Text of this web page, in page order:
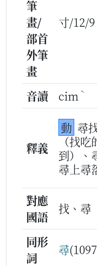
筆
畫/
部首
外筆
畫
寸/12/9
音讀 cim ˋ
釋義
動 尋
（找吃
到）、
尋上尋
對應
國語
找、尋
同形
詞
尋